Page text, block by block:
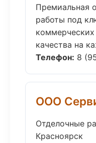
Премиальная
работы под
коммерческих
качества на
Телефон: 8
ООО
Отделочные
Красноярск